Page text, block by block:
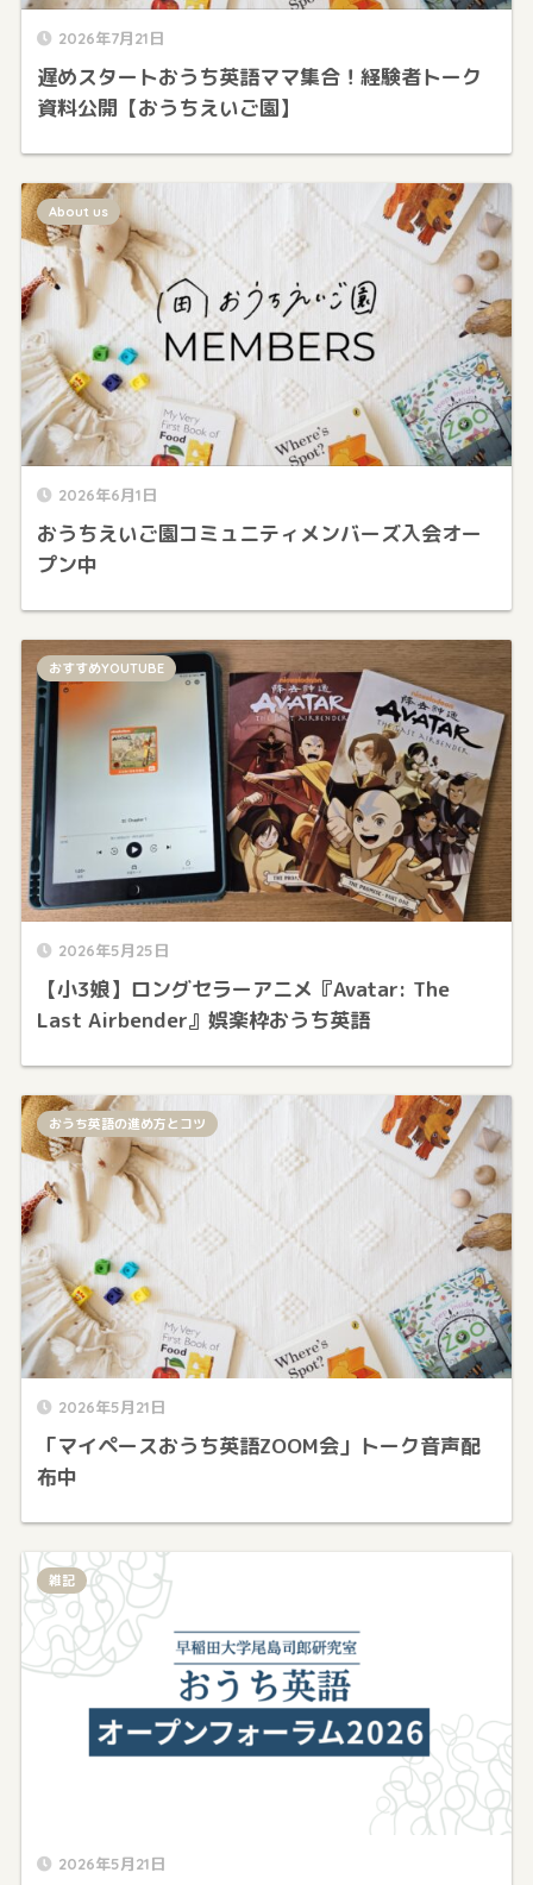
2026年7月21日
遅めスタートおうち英語ママ集合！経験者トーク
資料公開【おうちえいご園】
2026年6月1日
おうちえいご園コミュニティメンバーズ入会オー
プン中
About us
2026年5月25日
【小3娘】ロングセラーアニメ『Avatar: The
Last Airbender』娯楽枠おうち英語
おすすめYOUTUBE
2026年5月21日
「マイペースおうち英語ZOOM会」トーク音声配
布中
おうち英語の進め方とコツ
2026年5月21日
雑記